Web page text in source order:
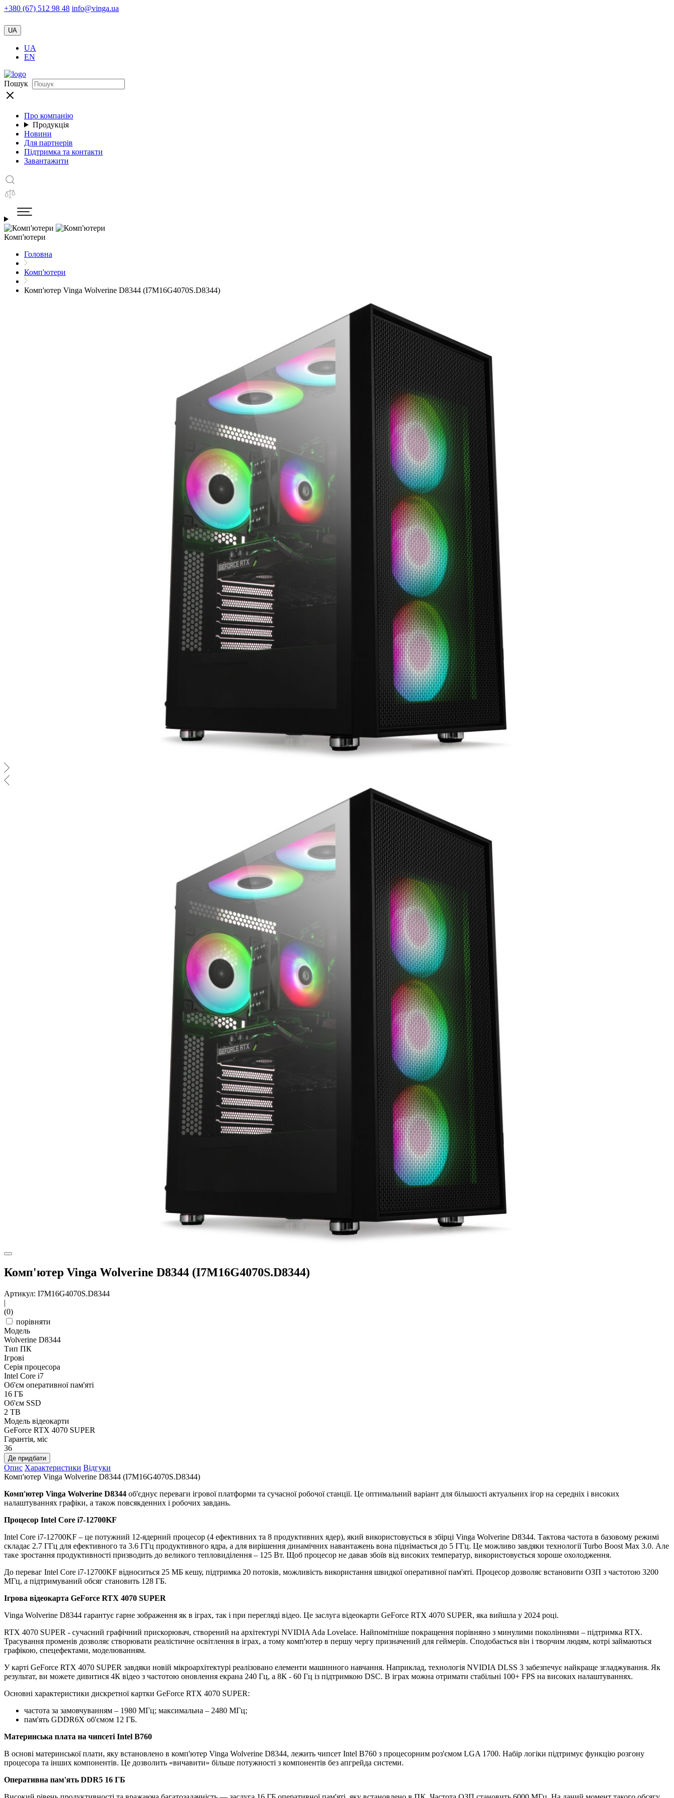
+380 (67) 512 98 48 info@vinga.ua
UA
UA
EN
Пошук
Про компанію
Продукція
Новини
Для партнерів
Підтримка та контакти
Завантажити
Комп'ютери
Головна
Комп'ютери
Комп'ютер Vinga Wolverine D8344 (I7M16G4070S.D8344)
Комп'ютер Vinga Wolverine D8344 (I7M16G4070S.D8344)
Артикул: I7M16G4070S.D8344
|
(0)
порівняти
Модель
Wolverine D8344
Тип ПК
Ігрові
Серія процесора
Intel Core i7
Об'єм оперативної пам'яті
16 ГБ
Об'єм SSD
2 TB
Модель відеокарти
GeForce RTX 4070 SUPER
Гарантія, міс
36
Де придбати
Опис Характеристики Відгуки
Комп'ютер Vinga Wolverine D8344 (I7M16G4070S.D8344)
Комп'ютер Vinga Wolverine D8344 об'єднує переваги ігрової платформи та сучасної робочої станції. Це оптимальний варіант для більшості актуальних ігор на середніх і високих
налаштуваннях графіки, а також повсякденних і робочих завдань.
Процесор Intel Core i7-12700KF
Intel Core i7-12700KF – це потужний 12-ядерний процесор (4 ефективних та 8 продуктивних ядер), який використовується в збірці Vinga Wolverine D8344. Тактова частота в базовому режимі
складає 2.7 ГГц для ефективного та 3.6 ГГц продуктивного ядра, а для вирішення динамічних навантажень вона піднімається до 5 ГГц. Це можливо завдяки технології Turbo Boost Max 3.0. Але
таке зростання продуктивності призводить до великого тепловиділення – 125 Вт. Щоб процесор не давав збоїв від високих температур, використовується хороше охолодження.
До переваг Intel Core i7-12700KF відноситься 25 МБ кешу, підтримка 20 потоків, можливість використання швидкої оперативної пам'яті. Процесор дозволяє встановити ОЗП з частотою 3200
МГц, а підтримуваний обсяг становить 128 ГБ.
Ігрова відеокарта GeForce RTX 4070 SUPER
Vinga Wolverine D8344 гарантує гарне зображення як в іграх, так і при перегляді відео. Це заслуга відеокарти GeForce RTX 4070 SUPER, яка вийшла у 2024 році.
RTX 4070 SUPER - сучасний графічний прискорювач, створений на архітектурі NVIDIA Ada Lovelace. Найпомітніше покращення порівняно з минулими поколіннями – підтримка RTX.
Трасування променів дозволяє створювати реалістичне освітлення в іграх, а тому комп'ютер в першу чергу призначений для геймерів. Сподобається він і творчим людям, котрі займаються
графікою, спецефектами, моделюванням.
У карті GeForce RTX 4070 SUPER завдяки новій мікроархітектурі реалізовано елементи машинного навчання. Наприклад, технологія NVIDIA DLSS 3 забезпечує найкраще згладжування. Як
результат, ви можете дивитися 4К відео з частотою оновлення екрана 240 Гц, а 8К - 60 Гц із підтримкою DSC. В іграх можна отримати стабільні 100+ FPS на високих налаштуваннях.
Основні характеристики дискретної картки GeForce RTX 4070 SUPER:
частота за замовчуванням – 1980 МГц; максимальна – 2480 МГц;
пам'ять GDDR6X об'ємом 12 ГБ.
Материнська плата на чипсеті Intel B760
В основі материнської плати, яку встановлено в комп'ютер Vinga Wolverine D8344, лежить чипсет Intel B760 з процесорним роз'ємом LGA 1700. Набір логіки підтримує функцію розгону
процесора та інших компонентів. Це дозволить «вичавити» більше потужності з компонентів без апгрейда системи.
Оперативна пам'ять DDR5 16 ГБ